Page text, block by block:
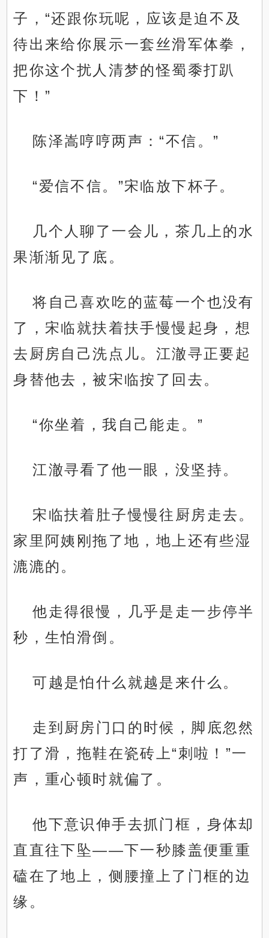
子，“还跟你玩呢，应该是迫不及
待出来给你展示一套丝滑军体拳，
把你这个扰人清梦的怪蜀黍打趴
下！”
陈泽嵩哼哼两声：“不信。”
“爱信不信。”宋临放下杯子。
几个人聊了一会儿，茶几上的水
果渐渐见了底。
将自己喜欢吃的蓝莓一个也没有
了，宋临就扶着扶手慢慢起身，想
去厨房自己洗点儿。江澈寻正要起
身替他去，被宋临按了回去。
“你坐着，我自己能走。”
江澈寻看了他一眼，没坚持。
宋临扶着肚子慢慢往厨房走去。
家里阿姨刚拖了地，地上还有些湿
漉漉的。
他走得很慢，几乎是走一步停半
秒，生怕滑倒。
可越是怕什么就越是来什么。
走到厨房门口的时候，脚底忽然
打了滑，拖鞋在瓷砖上“刺啦！”一
声，重心顿时就偏了。
他下意识伸手去抓门框，身体却
直直往下坠——下一秒膝盖便重重
磕在了地上，侧腰撞上了门框的边
缘。